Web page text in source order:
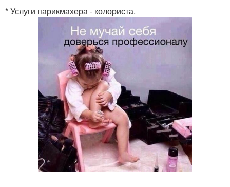
* Услуги парикмахера - колориста.